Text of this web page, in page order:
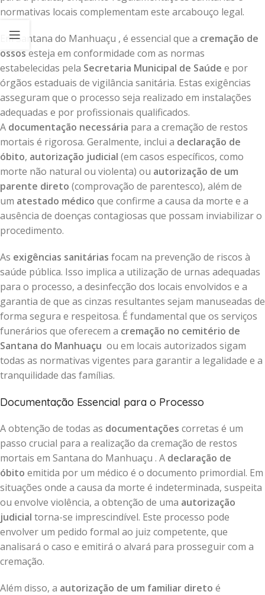
normativas locais complementam este arcabouço legal.
Em Santana do Manhuaçu , é essencial que a cremação de
ossos esteja em conformidade com as normas
estabelecidas pela Secretaria Municipal de Saúde e por
órgãos estaduais de vigilância sanitária. Estas exigências
asseguram que o processo seja realizado em instalações
adequadas e por profissionais qualificados.
A documentação necessária para a cremação de restos
mortais é rigorosa. Geralmente, inclui a declaração de
óbito, autorização judicial (em casos específicos, como
morte não natural ou violenta) ou autorização de um
parente direto (comprovação de parentesco), além de
um atestado médico que confirme a causa da morte e a
ausência de doenças contagiosas que possam inviabilizar o
procedimento.
As exigências sanitárias focam na prevenção de riscos à
saúde pública. Isso implica a utilização de urnas adequadas
para o processo, a desinfecção dos locais envolvidos e a
garantia de que as cinzas resultantes sejam manuseadas de
forma segura e respeitosa. É fundamental que os serviços
funerários que oferecem a cremação no cemitério de
Santana do Manhuaçu ou em locais autorizados sigam
todas as normativas vigentes para garantir a legalidade e a
tranquilidade das famílias.
Documentação Essencial para o Processo
A obtenção de todas as documentações corretas é um
passo crucial para a realização da cremação de restos
mortais em Santana do Manhuaçu . A declaração de
óbito emitida por um médico é o documento primordial. Em
situações onde a causa da morte é indeterminada, suspeita
ou envolve violência, a obtenção de uma autorização
judicial torna-se imprescindível. Este processo pode
envolver um pedido formal ao juiz competente, que
analisará o caso e emitirá o alvará para prosseguir com a
cremação.
Além disso, a autorização de um familiar direto é